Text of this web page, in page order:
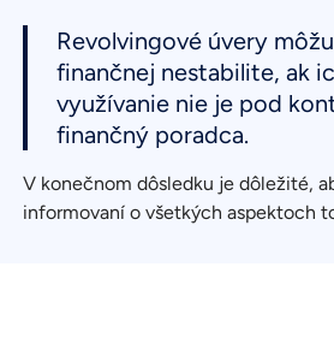
Revolvingové úvery
finančnej nestabilite, ak
využívanie nie je pod
finančný poradca.
V konečnom dôsledku je dôležité,
informovaní o všetkých aspektoch